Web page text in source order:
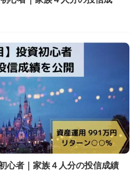
心者｜家族４人分の投信成績